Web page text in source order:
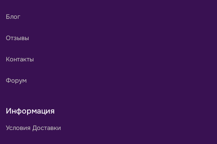
Блог
Отзывы
Контакты
Форум
Информация
Условия Доставки